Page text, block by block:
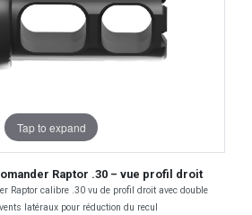
Tap to expand
Raptor .30 – vue profil droit
Raptor calibre .30 vu de profil droit avec double
latéraux pour réduction du recul